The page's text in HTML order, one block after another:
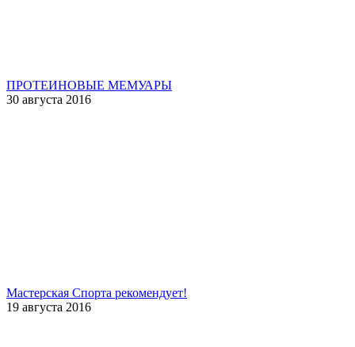
ПРОТЕИНОВЫЕ МЕМУАРЫ
30 августа 2016
Мастерская Спорта рекомендует!
19 августа 2016